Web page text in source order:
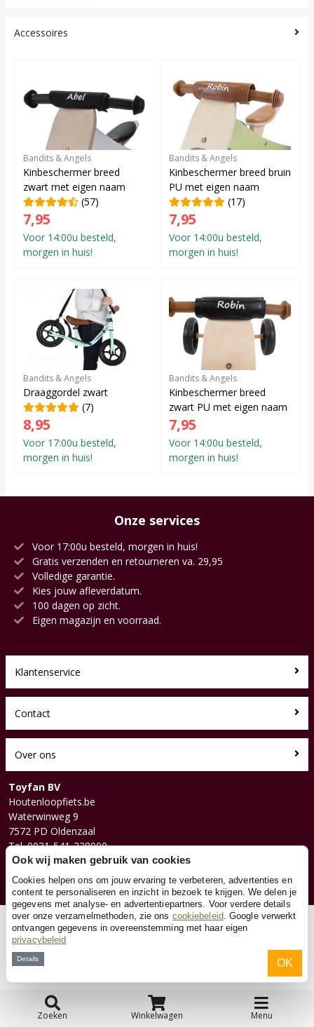
Zoeken Winkelwagen Menu
Accessoires
Bandits & Angels
Kinbeschermer breed
zwart met eigen naam
(57)
7,95
Voor 14:00u besteld,
morgen in huis!
Bandits & Angels
Kinbeschermer breed bruin
PU met eigen naam
(17)
7,95
Voor 14:00u besteld,
morgen in huis!
Bandits & Angels
Draaggordel zwart
(7)
8,95
Voor 17:00u besteld,
morgen in huis!
Bandits & Angels
Kinbeschermer breed
zwart PU met eigen naam
7,95
Voor 14:00u besteld,
morgen in huis!
Onze services
Voor 17:00u besteld, morgen in huis!
Gratis verzenden en retourneren va. 29,95
Volledige garantie.
Kies jouw afleverdatum.
100 dagen op zicht.
Eigen magazijn en voorraad.
Klantenservice
Contact
Over ons
Toyfan BV
Houtenloopfiets.be
Waterwinweg 9
7572 PD Oldenzaal
Tel. 0031-541-228000
Facebook
Instagram
© 2026 Toyfan BV
Ook wij maken gebruik van cookies
Cookies helpen ons om jouw ervaring te verbeteren, advertenties en
content te personaliseren en inzicht in bezoek te krijgen. We delen je
gegevens met analyse- en advertentiepartners. Voor verdere details
over onze verzamelmethoden, zie ons cookiebeleid. Google verwerkt
ontvangen gegevens in overeenstemming met haar eigen
privacybeleid
Details OK